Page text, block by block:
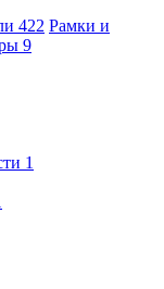
422 Рамки и
9
1